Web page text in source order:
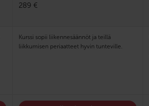
289 €
Kurssi sopii liikennesäännöt ja teillä
liikkumisen periaatteet hyvin tunteville.